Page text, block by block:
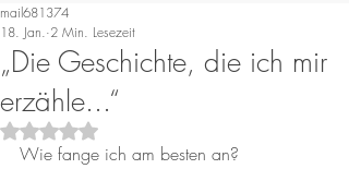
„Die Geschichte, die ich mir
erzähle...“
mail681374
18. Jan. 2 Min. Lesezeit
Mit NaN von 5 Sternen bewertet.
Wie fange ich am besten an?